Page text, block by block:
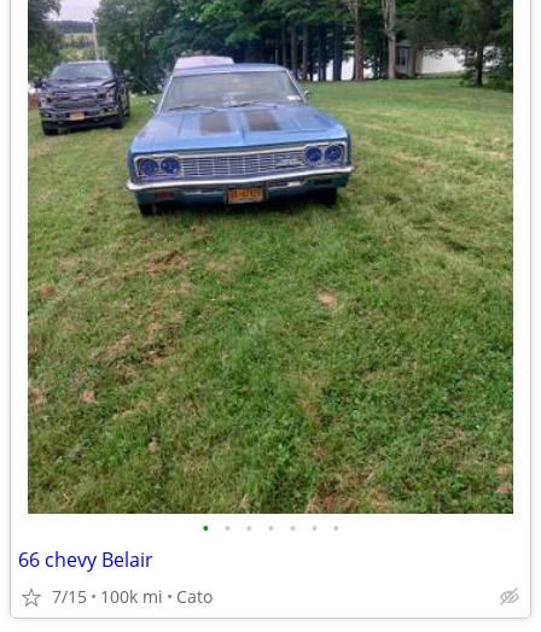
• • • • • • •
66 chevy Belair
7/15 100k mi Cato